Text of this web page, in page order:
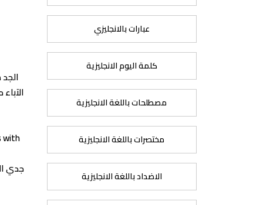
عبارات بالانجليزي
كلمة اليوم الانجليزية
مصطلحات باللغة الانجليزية
مختصرات باللغة الانجليزية
الاضداد باللغة الانجليزية
with
جدي